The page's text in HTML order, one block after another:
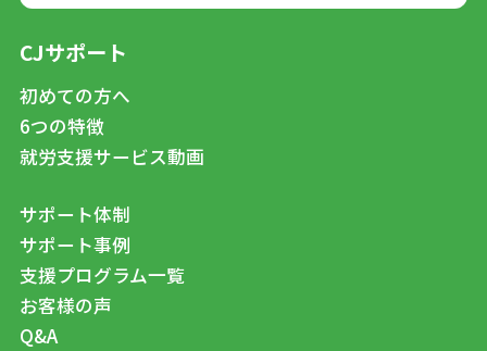
CJサポート
初めての方へ
6つの特徴
就労支援サービス動画
サポート体制
サポート事例
支援プログラム一覧
お客様の声
Q&A